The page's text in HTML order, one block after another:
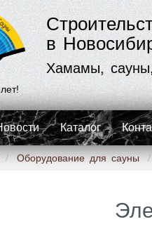
в
Хамамы,
Каталог
Оборудование для сауны